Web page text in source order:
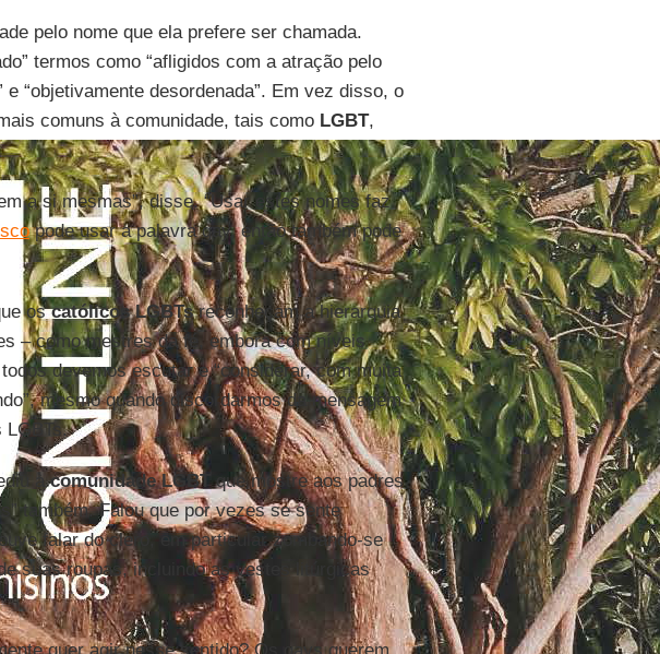
pelo nome que ela prefere ser chamada.
termos como “afligidos com a atração pelo
e “objetivamente desordenada”. Em vez disso, o
comuns à comunidade, tais como LGBT,
a si mesmas”, disse. “Usar estes nomes faz
pode usar a palavra gay, então também pode
oscatólicos LGBTsreconheçam a hierarquia
– como mestres da fé, embora com níveis
devemos escutar e “considerar, com muita
mesmo quando discordarmos da mensagem
LGBTs.
àcomunidade LGBT que mostre aos padres
também. Falou que por vezes se sente
falar do clero, em particular zombando-se
suas roupas, incluindo as vestes litúrgicas